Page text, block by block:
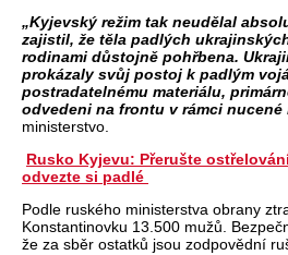
„Kyjevský režim tak neudělal
zajistil, že těla padlých
rodinami důstojně pohřbena.
prokázaly svůj postoj k padlým
postradatelnému materiálu,
odvedeni na frontu v rámci nucené
ministerstvo.
Rusko Kyjevu: Přerušte
odvezte si padlé
Podle ruského ministerstva obrany
Konstantinovku 13.500 mužů.
že za sběr ostatků jsou zodpovědní